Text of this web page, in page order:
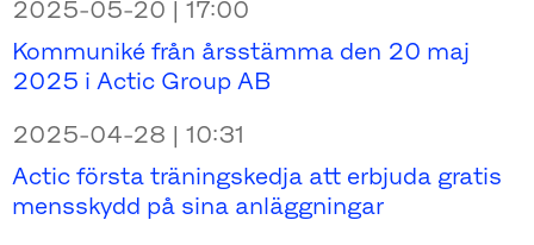
2025-05-20 | 17:00
Kommuniké från årsstämma den 20 maj
2025 i Actic Group AB
2025-04-28 | 10:31
Actic första träningskedja att erbjuda gratis
mensskydd på sina anläggningar